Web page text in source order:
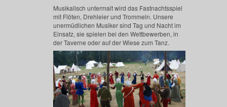
Musikalisch untermalt wird das Fastnachtsspiel
mit Flöten, Drehleier und Trommeln. Unsere
unermüdlichen Musiker sind Tag und Nacht im
Einsatz, sie spielen bei den Wettbewerben, in
der Taverne oder auf der Wiese zum Tanz.